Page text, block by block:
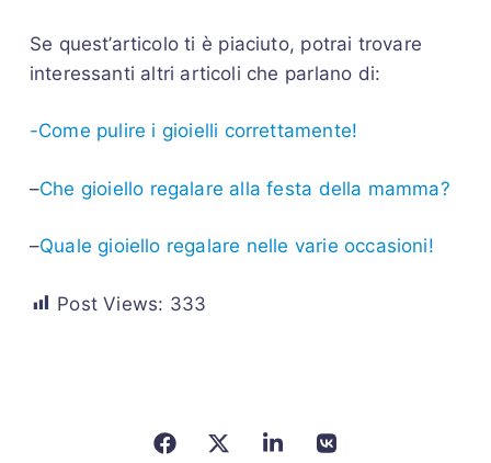
Se quest’articolo ti è piaciuto, potrai trovare
interessanti altri articoli che parlano di:
-Come pulire i gioielli correttamente!
–Che gioiello regalare alla festa della mamma?
–Quale gioiello regalare nelle varie occasioni!
Post Views: 333